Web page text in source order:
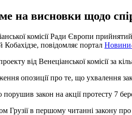
на висновки щодо
комісії Ради Європи
Кобахідзе, повідомляє портал Новини-
від Венеціанської комісії за
опозиції про те, що ухвалення
закон на акції протесту 7
в першому читанні закону про